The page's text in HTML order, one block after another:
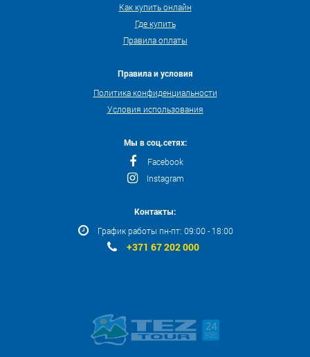
Как купить онлайн
Где купить
Правила оплаты
Правила и условия
Политика конфиденциальности
Условия использования
Мы в соц.сетях:
Facebook
Instagram
Контакты:
График работы пн-пт: 09:00 - 18:00
+371 67 202 000